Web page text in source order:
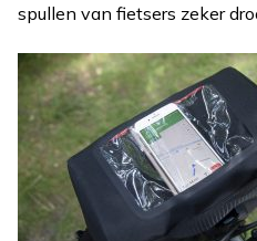
spullen van fietsers zeker